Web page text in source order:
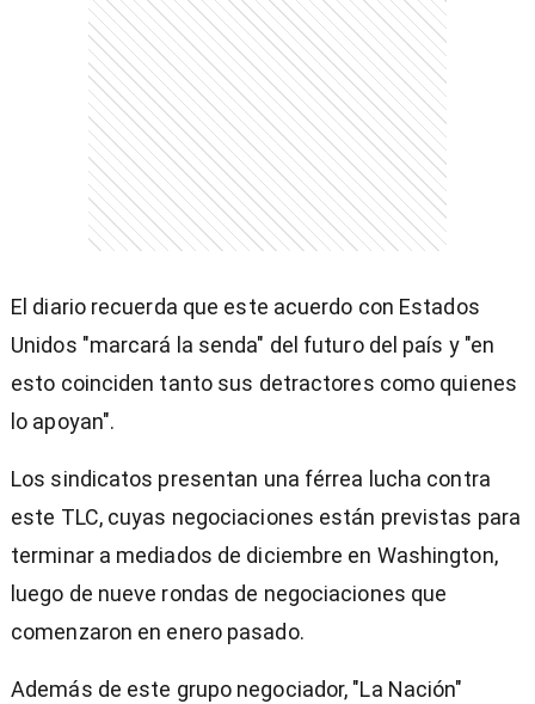
El diario recuerda que este acuerdo con Estados
Unidos "marcará la senda" del futuro del país y "en
esto coinciden tanto sus detractores como quienes
lo apoyan".
Los sindicatos presentan una férrea lucha contra
este TLC, cuyas negociaciones están previstas para
terminar a mediados de diciembre en Washington,
luego de nueve rondas de negociaciones que
comenzaron en enero pasado.
Además de este grupo negociador, "La Nación"